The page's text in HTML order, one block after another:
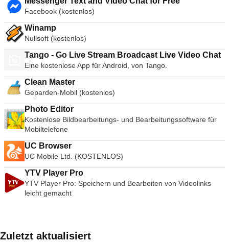
Facebook (kostenlos)
Winamp
Nullsoft (kostenlos)
Tango - Go Live Stream Broadcast Live Video Chat
Eine kostenlose App für Android, von Tango.
Clean Master
Geparden-Mobil (kostenlos)
Photo Editor
Kostenlose Bildbearbeitungs- und Bearbeitungssoftware für
Mobiltelefone
UC Browser
UC Mobile Ltd. (KOSTENLOS)
YTV Player Pro
YTV Player Pro: Speichern und Bearbeiten von Videolinks
leicht gemacht
Zuletzt aktualisiert